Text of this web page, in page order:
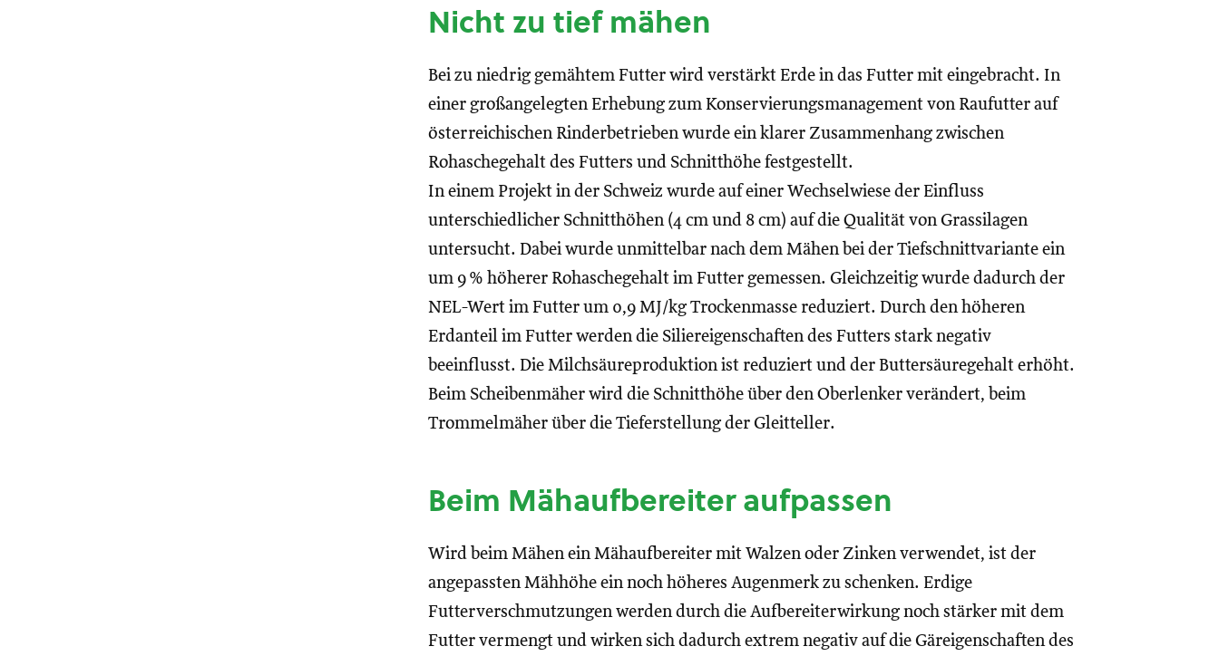
Nicht zu tief mähen
Bei zu niedrig gemähtem Futter wird verstärkt Erde in das Futter mit eingebracht. In
einer großangelegten Erhebung zum Konservierungsmanagement von Raufutter auf
österreichischen Rinderbetrieben wurde ein klarer Zusammenhang zwischen
Rohaschegehalt des Futters und Schnitthöhe festgestellt.
In einem Projekt in der Schweiz wurde auf einer Wechselwiese der Einfluss
unterschiedlicher Schnitthöhen (4 cm und 8 cm) auf die Qualität von Grassilagen
untersucht. Dabei wurde unmittelbar nach dem Mähen bei der Tiefschnittvariante ein
um 9 % höherer Rohaschegehalt im Futter gemessen. Gleichzeitig wurde dadurch der
NEL-Wert im Futter um 0,9 MJ/kg Trockenmasse reduziert. Durch den höheren
Erdanteil im Futter werden die Siliereigenschaften des Futters stark negativ
beeinflusst. Die Milchsäureproduktion ist reduziert und der Buttersäuregehalt erhöht.
Beim Scheibenmäher wird die Schnitthöhe über den Oberlenker verändert, beim
Trommelmäher über die Tieferstellung der Gleitteller.
Beim Mähaufbereiter aufpassen
Wird beim Mähen ein Mähaufbereiter mit Walzen oder Zinken verwendet, ist der
angepassten Mähhöhe ein noch höheres Augenmerk zu schenken. Erdige
Futterverschmutzungen werden durch die Aufbereiterwirkung noch stärker mit dem
Futter vermengt und wirken sich dadurch extrem negativ auf die Gäreigenschaften des